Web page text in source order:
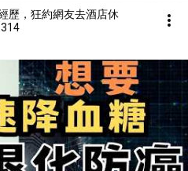
歷，狂約網友去酒店休